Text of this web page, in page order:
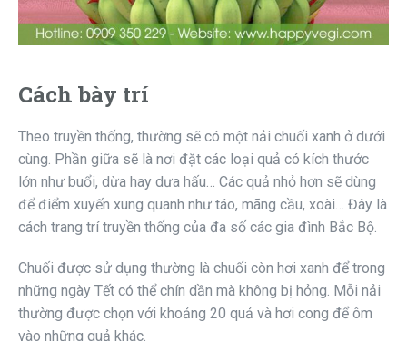
Cách bày trí
Theo truyền thống, thường sẽ có một nải chuối xanh ở dưới
cùng. Phần giữa sẽ là nơi đặt các loại quả có kích thước
lớn như buổi, dừa hay dưa hấu… Các quả nhỏ hơn sẽ dùng
để điểm xuyến xung quanh như táo, mãng cầu, xoài… Đây là
cách trang trí truyền thống của đa số các gia đình Bắc Bộ.
Chuối được sử dụng thường là chuối còn hơi xanh để trong
những ngày Tết có thể chín dần mà không bị hỏng. Mỗi nải
thường được chọn với khoảng 20 quả và hơi cong để ôm
vào những quả khác.